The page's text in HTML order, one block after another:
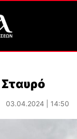
03.04.2024 | 14:50